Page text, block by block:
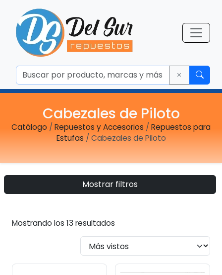
Cabezales de Piloto
Catálogo / Repuestos y Accesorios / Repuestos para
Estufas / Cabezales de Piloto
Mostrar filtros
Mostrando los 13 resultados
popularidad